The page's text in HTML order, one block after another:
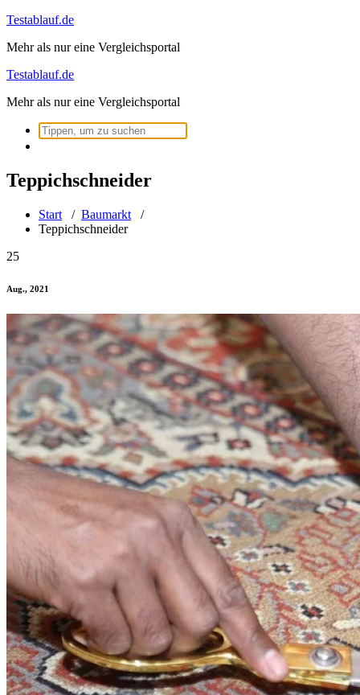
Zum
springen
Testablauf.de
Mehr als nur eine Vergleichsportal
Testablauf.de
Mehr als nur eine Vergleichsportal
Suchen
nach:
Teppichschneider
Start / Baumarkt /
Teppichschneider
25
Aug., 2021